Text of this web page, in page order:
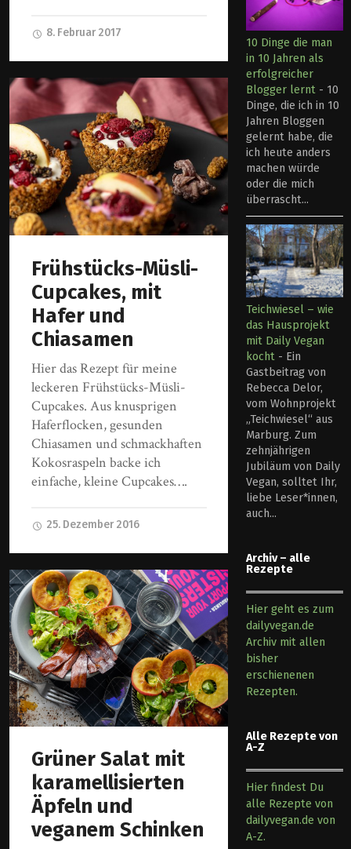
8. Februar 2017
Frühstücks-Müsli-
Cupcakes, mit
Hafer und
Chiasamen
Hier das Rezept für meine
leckeren Frühstücks-Müsli-
Cupcakes. Aus knusprigen
Haferflocken, gesunden
Chiasamen und schmackhaften
Kokosraspeln backe ich
einfache, kleine Cupcakes….
25. Dezember 2016
Grüner Salat mit
karamellisierten
Äpfeln und
veganem Schinken
10 Dinge die man
in 10 Jahren als
erfolgreicher
Blogger lernt - 10
Dinge, die ich in 10
Jahren Bloggen
gelernt habe, die
ich heute anders
machen würde
oder die mich
überrascht...
Teichwiesel – wie
das Hausprojekt
mit Daily Vegan
kocht - Ein
Gastbeitrag von
Rebecca Delor,
vom Wohnprojekt
„Teichwiesel“ aus
Marburg. Zum
zehnjährigen
Jubiläum von Daily
Vegan, solltet Ihr,
liebe Leser*innen,
auch...
Archiv – alle
Rezepte
Hier geht es zum
dailyvegan.de
Archiv mit allen
bisher
erschienenen
Rezepten.
Alle Rezepte von
A-Z
Hier findest Du
alle Rezepte von
dailyvegan.de von
A-Z.